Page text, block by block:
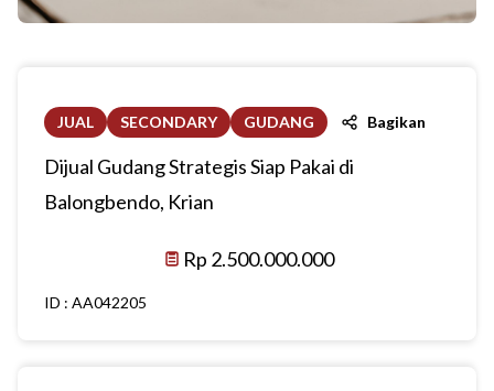
JUAL SECONDARY GUDANG Bagikan
Dijual Gudang Strategis Siap Pakai di
Balongbendo, Krian
Rp 2.500.000.000
ID : AA042205